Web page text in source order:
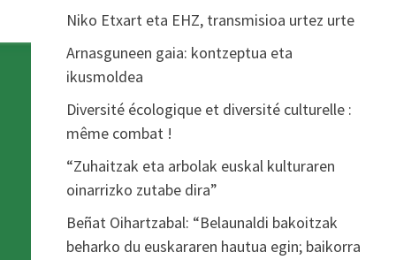
Niko Etxart eta EHZ, transmisioa urtez urte
Arnasguneen gaia: kontzeptua eta
ikusmoldea
Diversité écologique et diversité culturelle :
même combat !
“Zuhaitzak eta arbolak euskal kulturaren
oinarrizko zutabe dira”
Beñat Oihartzabal: “Belaunaldi bakoitzak
beharko du euskararen hautua egin; baikorra